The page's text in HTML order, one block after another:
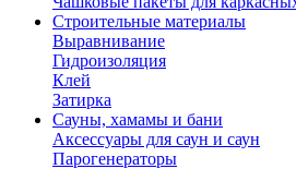
Строительные материалы
Выравнивание
Гидроизоляция
Клей
Затирка
Сауны, хамамы и бани
Аксессуары для саун и саун
Парогенераторы